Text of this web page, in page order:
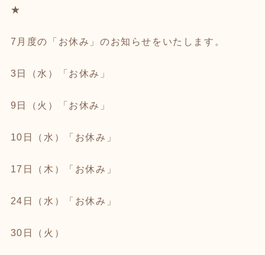
★
7月度の「お休み」のお知らせをいたします。
3日（水）「お休み」
9日（火）「お休み」
10日（水）「お休み」
17日（木）「お休み」
24日（水）「お休み」
30日（火）